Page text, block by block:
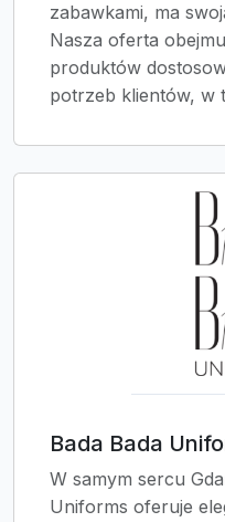
zabawkami, ma
Nasza oferta
produktów
potrzeb klientów, w
Bada Bada
W samym sercu
Uniforms oferuje